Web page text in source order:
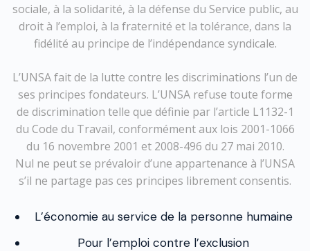
sociale, à la solidarité, à la défense du Service public, au
droit à l’emploi, à la fraternité et la tolérance, dans la
fidélité au principe de l’indépendance syndicale.
L’UNSA fait de la lutte contre les discriminations l’un de
ses principes fondateurs. L’UNSA refuse toute forme
de discrimination telle que définie par l’article L1132-1
du Code du Travail, conformément aux lois 2001-1066
du 16 novembre 2001 et 2008-496 du 27 mai 2010.
Nul ne peut se prévaloir d’une appartenance à l’UNSA
s’il ne partage pas ces principes librement consentis.
L’économie au service de la personne humaine
Pour l’emploi contre l’exclusion